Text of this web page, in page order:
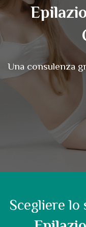
Una consulenza
Scegliere